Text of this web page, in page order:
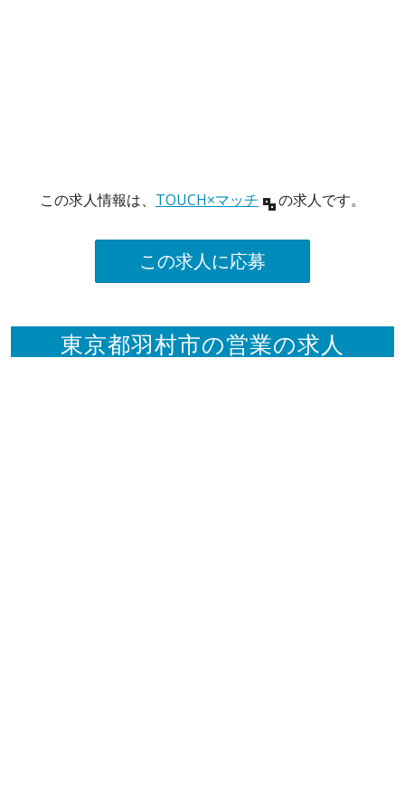
この求人情報は、 TOUCH×マッチ の求人です。
この求人に応募
東京都羽村市の営業の求人